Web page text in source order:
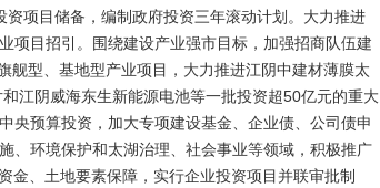
项目储备，编制政府投资三年滚动计划。大力推进
项目招引。围绕建设产业强市目标，加强招商队伍建
型、基地型产业项目，大力推进江阴中建材薄膜太
江阴威海东生新能源电池等一批投资超50亿元的重大
央预算投资，加大专项建设基金、企业债、公司债申
、环境保护和太湖治理、社会事业等领域，积极推广
金、土地要素保障，实行企业投资项目并联审批制